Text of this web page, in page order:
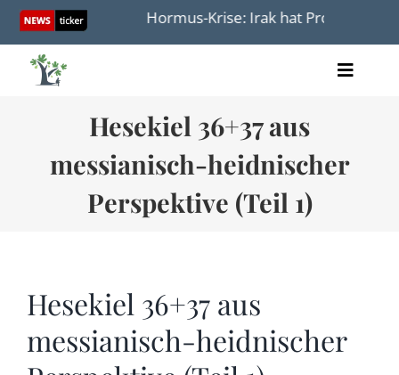
Skip
content
2025 Hormus-Krise: Irak hat Probleme,
Toggle
Bücher
Über uns
Spenden
Hesekiel 36+37 aus
messianisch-heidnischer
Perspektive (Teil 1)
Hesekiel 36+37 aus
messianisch-heidnischer